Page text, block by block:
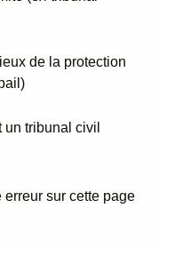
de la protection
tribunal civil
erreur sur cette page